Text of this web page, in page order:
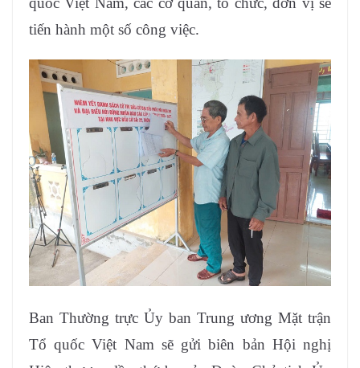
tiến hành một số công việc.
Ban Thường trực Ủy ban Trung ương Mặt trận
Tổ quốc Việt Nam sẽ gửi biên bản Hội nghị